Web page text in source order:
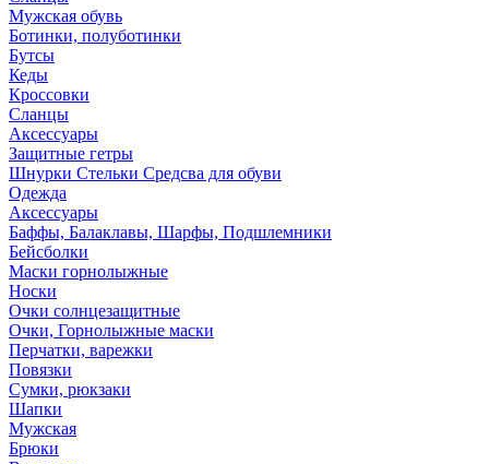
Мужская обувь
Ботинки, полуботинки
Бутсы
Кеды
Кроссовки
Сланцы
Аксессуары
Защитные гетры
Шнурки Стельки Средсва для обуви
Одежда
Аксессуары
Баффы, Балаклавы, Шарфы, Подшлемники
Бейсболки
Маски горнолыжные
Носки
Очки солнцезащитные
Очки, Горнолыжные маски
Перчатки, варежки
Повязки
Сумки, рюкзаки
Шапки
Мужская
Брюки